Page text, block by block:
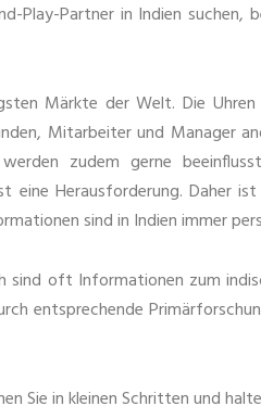
Play-Partner in Indien
Märkte der Welt. Die
Mitarbeiter und Manager
zudem gerne
eine Herausforderung. Daher
sind in Indien immer
sind oft Informationen zum
entsprechende
Sie in kleinen Schritten und